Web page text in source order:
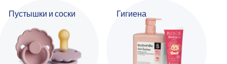
Пустышки и соски Гигиена